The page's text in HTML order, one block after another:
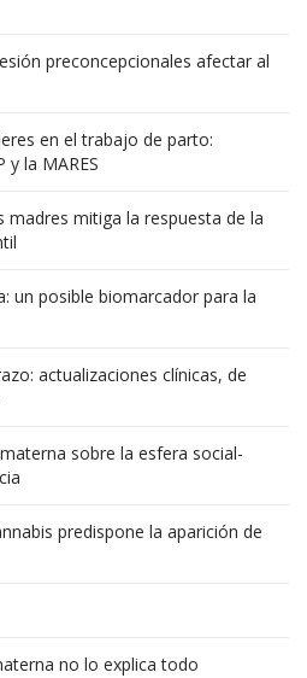
preconcepcionales afectar al
en el trabajo de parto:
y la MARES
madres mitiga la respuesta de la
un posible biomarcador para la
actualizaciones clínicas, de
sobre la esfera social-
predispone la aparición de
no lo explica todo